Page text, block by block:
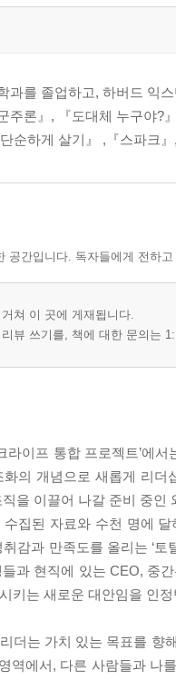
요하다
는 법
아라
들어라
가지 방법
의 관심과 협조를 리드하라
작하라
치적 감각을 길러라
라
과 의지
판이다
로 올라서는 사다리
와 평가지표들
향에서 바라보기
과를 졸업하고, 하버드 익
주론』, 『도대체 누구야?
단순하게 살기』 ,『스파크
공간입니다. 독자들에게 전하
쳐 이 곳에 게재됩니다.
뷰 쓰기를, 책에 대한 문의는
라이프 통합 프로젝트’에
의 개념으로 새롭게 리
을 이끌어 나갈 준비 중
집된 자료와 수천 명에
감과 만족도를 올리는 ‘
과 현직에 있는 CEO, 중
키는 새로운 대안임을 인
더는 가치 있는 목표를 향
역에서, 다른 사람들과 나